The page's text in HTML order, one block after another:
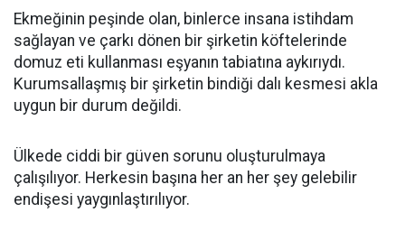
Ekmeğinin peşinde olan, binlerce insana istihdam
sağlayan ve çarkı dönen bir şirketin köftelerinde
domuz eti kullanması eşyanın tabiatına aykırıydı.
Kurumsallaşmış bir şirketin bindiği dalı kesmesi akla
uygun bir durum değildi.
Ülkede ciddi bir güven sorunu oluşturulmaya
çalışılıyor. Herkesin başına her an her şey gelebilir
endişesi yaygınlaştırılıyor.